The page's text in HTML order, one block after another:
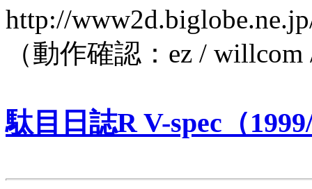
http://
（動作確認：ez /
駄目日誌R V-spec（